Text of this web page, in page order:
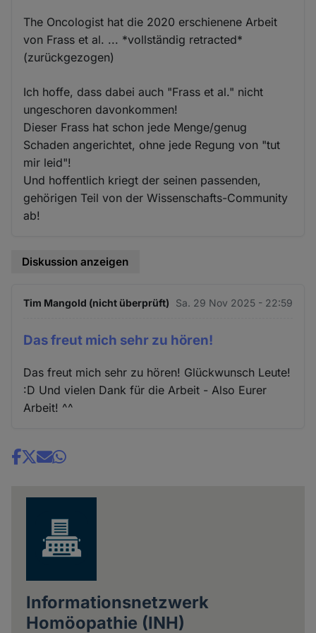
The Oncologist hat die 2020 erschienene Arbeit
von Frass et al. ... *vollständig retracted*
(zurückgezogen)
Ich hoffe, dass dabei auch "Frass et al." nicht
ungeschoren davonkommen!
Dieser Frass hat schon jede Menge/genug
Schaden angerichtet, ohne jede Regung von "tut
mir leid"!
Und hoffentlich kriegt der seinen passenden,
gehörigen Teil von der Wissenschafts-Community
ab!
Diskussion anzeigen
Tim Mangold (nicht überprüft) Sa. 29 Nov 2025 - 22:59
Das freut mich sehr zu hören!
Das freut mich sehr zu hören! Glückwunsch Leute!
:D Und vielen Dank für die Arbeit - Also Eurer
Arbeit! ^^
Share
Informationsnetzwerk
Homöopathie (INH)